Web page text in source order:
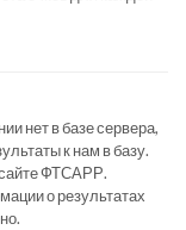
нет в базе сервера,
к нам в базу.
сайте ФТСАРР.
о результатах